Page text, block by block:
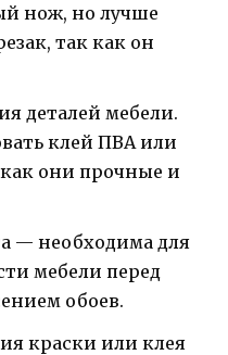
нож, но лучше
так как он
деталей мебели.
клей ПВА или
они прочные и
— необходима для
мебели перед
обоев.
краски или клея